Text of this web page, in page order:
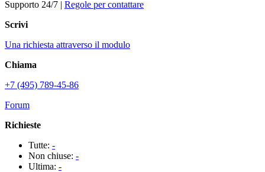
Supporto 24/7 | Regole per contattare
Scrivi
Una richiesta attraverso il modulo
Chiama
+7 (495) 789-45-86
Forum
Richieste
Tutte: -
Non chiuse: -
Ultima: -